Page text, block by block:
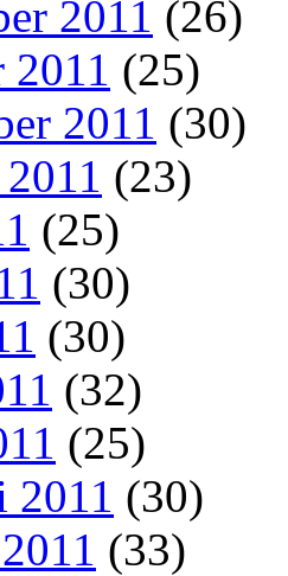
2011 (26)
2011 (25)
2011 (30)
(23)
(25)
(30)
(30)
(32)
(25)
2011 (30)
(33)